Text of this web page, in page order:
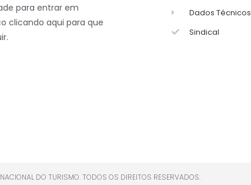
para entrar em
clicando aqui para que
Dados Técnicos
Sindical
DO TURISMO. TODOS OS DIREITOS RESERVADOS.